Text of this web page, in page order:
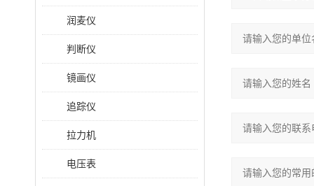
润麦仪
判断仪
镜画仪
追踪仪
拉力机
电压表